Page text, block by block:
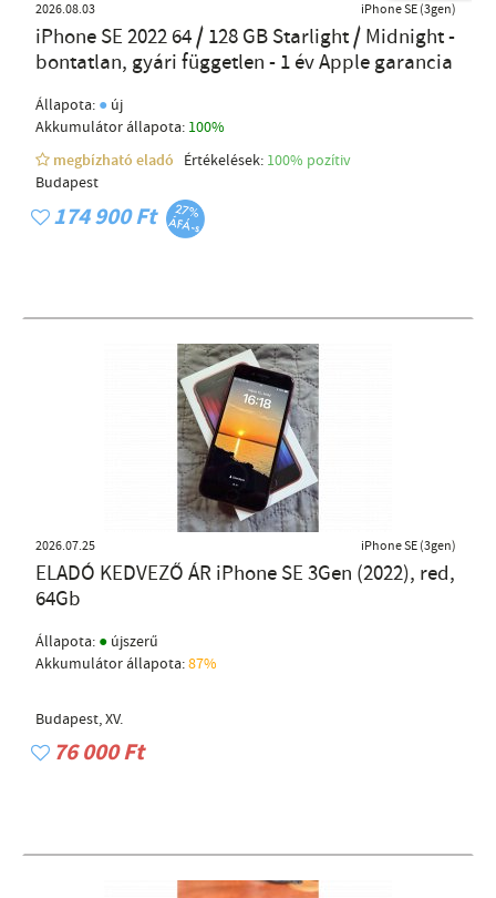
2026.08.03 iPhone SE (3gen)
iPhone SE 2022 64 / 128 GB Starlight / Midnight -
bontatlan, gyári független - 1 év Apple garancia
Állapota: ● új
Akkumulátor állapota: 100%
megbízható eladó
Értékelések: 100% pozítiv
Budapest
174 900 Ft
2026.07.25 iPhone SE (3gen)
ELADÓ KEDVEZŐ ÁR iPhone SE 3Gen (2022), red,
64Gb
Állapota: ● újszerű
Akkumulátor állapota:87%
Budapest, XV.
76 000 Ft